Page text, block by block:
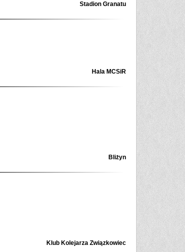
Stadion Granatu
Hala MCSiR
Bliżyn
Klub Kolejarza Związkowiec